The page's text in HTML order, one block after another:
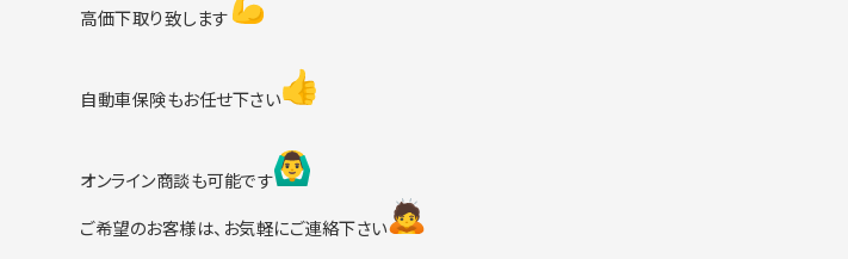
高価下取り致します
自動車保険もお任せ下さい
オンライン商談も可能です
ご希望のお客様は、お気軽にご連絡下さい